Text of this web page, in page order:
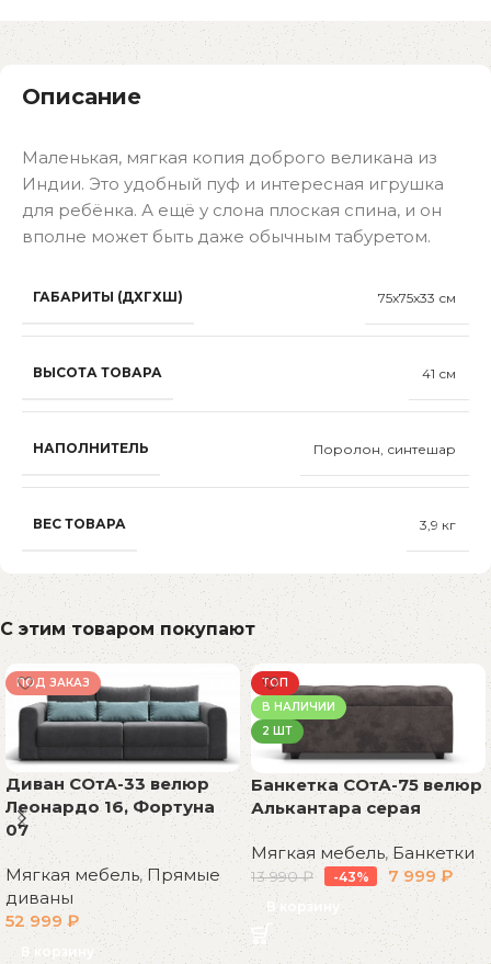
Описание
Маленькая, мягкая копия доброго великана из
Индии. Это удобный пуф и интересная игрушка
для ребёнка. А ещё у слона плоская спина, и он
вполне может быть даже обычным табуретом.
ГАБАРИТЫ (ДХГХШ) 75х75х33 см
ВЫСОТА ТОВАРА 41 см
НАПОЛНИТЕЛЬ Поролон, синтешар
ВЕС ТОВАРА 3,9 кг
С этим товаром покупают
ПОД ЗАКАЗ
Диван СОтА-33 велюр
Леонардо 16, Фортуна
07
Мягкая мебель,Прямые
диваны
52 999 ₽
В корзину
ТОП
В НАЛИЧИИ
2 ШТ
Банкетка СОтА-75 велюр
Алькантара серая
Мягкая мебель,Банкетки
13 990₽ -43% 7 999 ₽
В корзину